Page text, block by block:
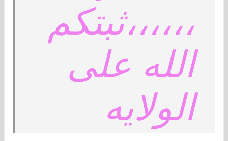
،،،،،،ثبتكم
الله على
الولايه